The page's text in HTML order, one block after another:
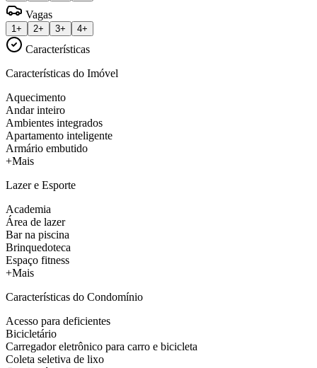
Vagas
1+ 2+ 3+ 4+
Características
Características do Imóvel
Aquecimento
Andar inteiro
Ambientes integrados
Apartamento inteligente
Armário embutido
+Mais
Lazer e Esporte
Academia
Área de lazer
Bar na piscina
Brinquedoteca
Espaço fitness
+Mais
Características do Condomínio
Acesso para deficientes
Bicicletário
Carregador eletrônico para carro e bicicleta
Coleta seletiva de lixo